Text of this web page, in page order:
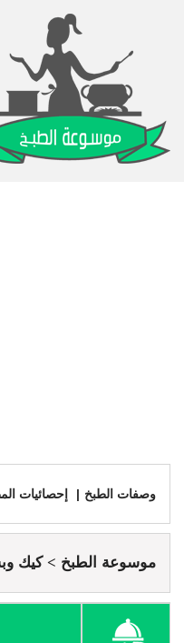
وصفات الطبخ إحصائيات
موسوعة الطبخ كيك